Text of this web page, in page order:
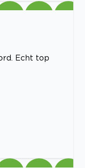
Echt top